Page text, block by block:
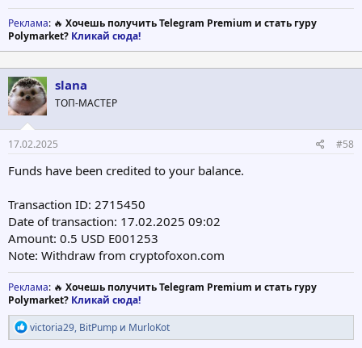
Реклама: 🔥 Хочешь получить Telegram Premium и стать гуру
Polymarket? Кликай сюда!
slana
ТОП-МАСТЕР
17.02.2025 #58
Funds have been credited to your balance.
Transaction ID: 2715450
Date of transaction: 17.02.2025 09:02
Amount: 0.5 USD E001253
Note: Withdraw from cryptofoxon.com
Реклама: 🔥 Хочешь получить Telegram Premium и стать гуру
Polymarket? Кликай сюда!
Р
е
victoria29, BitPump и MurloKot